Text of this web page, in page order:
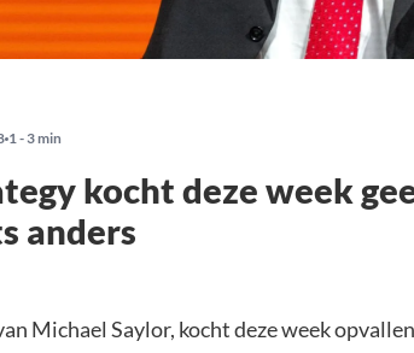
1 - 3 min
kocht deze week
anders
Michael Saylor, kocht deze week